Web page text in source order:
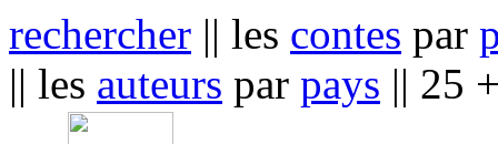
rechercher || les contes par
|| les auteurs par pays || 25